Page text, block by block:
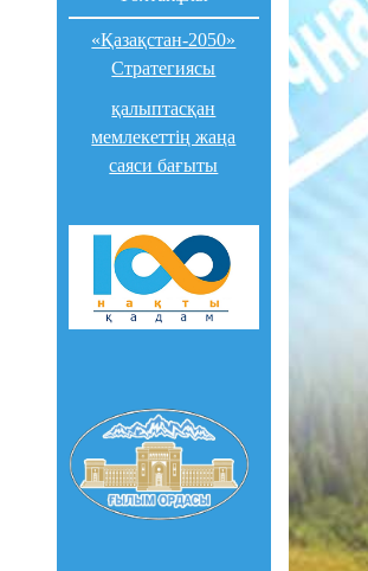
«Қазақстан-2050»
Стратегиясы
қалыптасқан
мемлекеттің жаңа
саяси бағыты